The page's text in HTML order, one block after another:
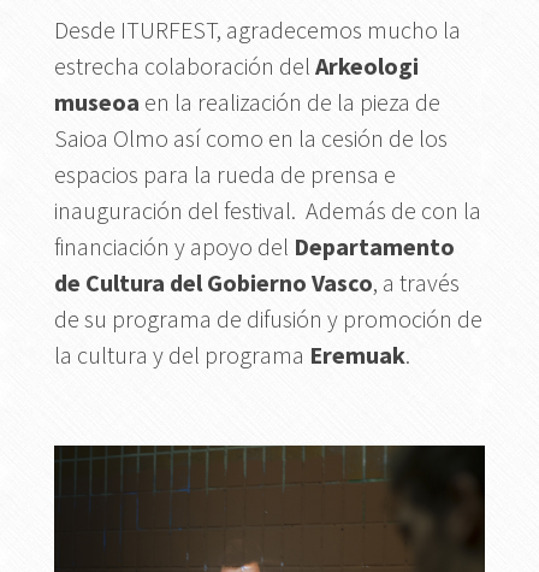
Desde ITURFEST, agradecemos mucho la
estrecha colaboración del Arkeologi
museoa en la realización de la pieza de
Saioa Olmo así como en la cesión de los
espacios para la rueda de prensa e
inauguración del festival. Además de con la
financiación y apoyo del Departamento
de Cultura del Gobierno Vasco, a través
de su programa de difusión y promoción de
la cultura y del programa Eremuak.